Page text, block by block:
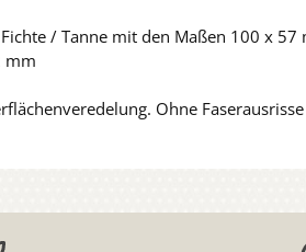
/ Tanne mit den Maßen 100 x 57
mm
Ohne